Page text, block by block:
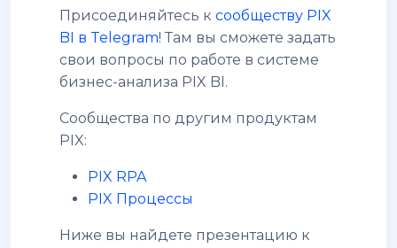
Присоединяйтесь к сообществу PIX
BI в Telegram! Там вы сможете задать
свои вопросы по работе в системе
бизнес-анализа PIX BI.
Сообщества по другим продуктам
PIX:
PIX RPA
PIX Процессы
Ниже вы найдете презентацию к